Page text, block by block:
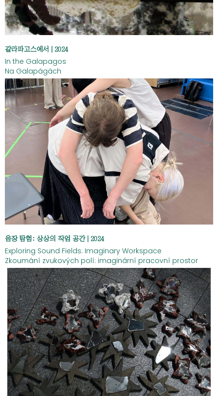
갈라파고스에서 | 2024
In the Galapagos
Na Galapágách
음장 탐험: 상상의 작업 공간 | 2024
Exploring Sound Fields: Imaginary Workspace
Zkoumání zvukových polí: imaginární pracovní prostor